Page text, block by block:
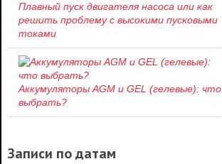
Плавный пуск двигателя насоса или как
решить проблему c высокими пусковыми
токами
Аккумуляторы AGM и GEL (гелевые): что
выбрать?
Записи по датам